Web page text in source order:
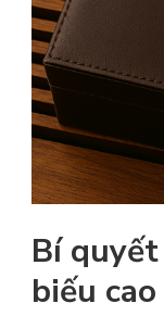
Bí
biếu